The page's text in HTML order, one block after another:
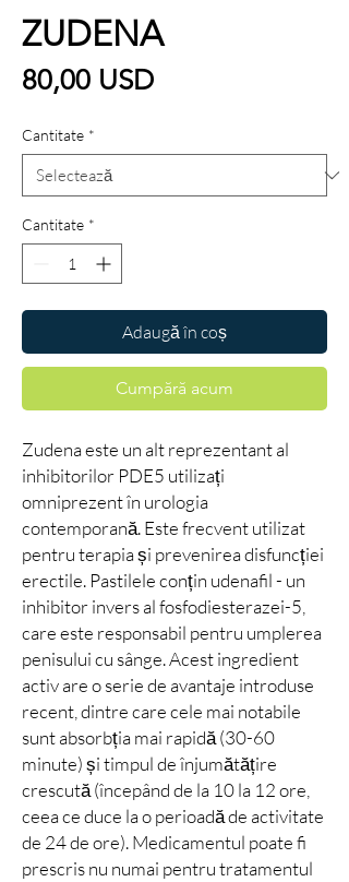
ZUDENA
80,00 USDPreț
Cantitate *
Cantitate *
Adaugă în coș
Cumpără acum
Zudena este un alt reprezentant al
inhibitorilor PDE5 utilizați
omniprezent în urologia
contemporană. Este frecvent utilizat
pentru terapia și prevenirea disfuncției
erectile. Pastilele conțin udenafil - un
inhibitor invers al fosfodiesterazei-5,
care este responsabil pentru umplerea
penisului cu sânge. Acest ingredient
activ are o serie de avantaje introduse
recent, dintre care cele mai notabile
sunt absorbția mai rapidă (30-60
minute) și timpul de înjumătățire
crescută (începând de la 10 la 12 ore,
ceea ce duce la o perioadă de activitate
de 24 de ore). Medicamentul poate fi
prescris nu numai pentru tratamentul